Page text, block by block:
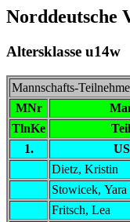
Norddeutsche
Altersklasse u14w
Mannschafts-
MNr
TlnKe
1.
Dietz, Kristin
Stowicek,
Fritsch, Lea